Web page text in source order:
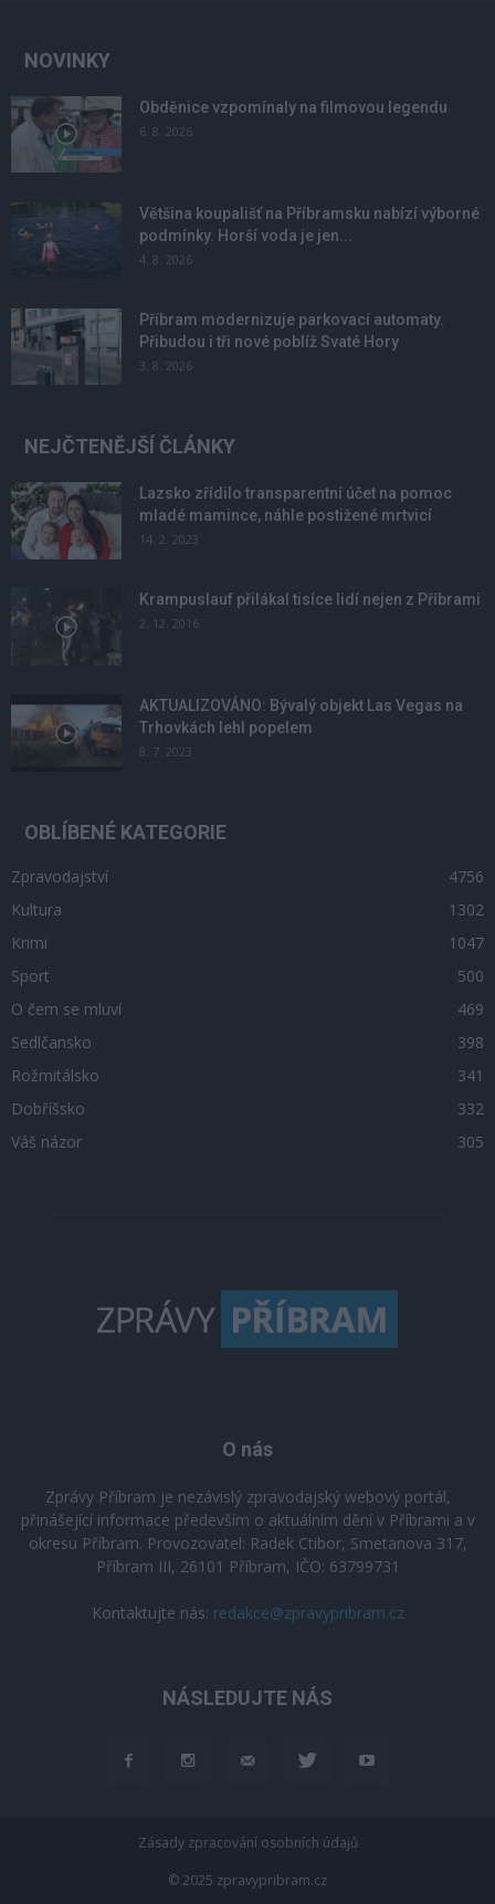
NOVINKY
Obděnice vzpomínaly na filmovou legendu
6. 8. 2026
Většina koupališť na Příbramsku nabízí výborné
podmínky. Horší voda je jen...
4. 8. 2026
Příbram modernizuje parkovací automaty.
Přibudou i tři nové poblíž Svaté Hory
3. 8. 2026
NEJČTENĚJŠÍ ČLÁNKY
Lazsko zřídilo transparentní účet na pomoc
mladé mamince, náhle postižené mrtvicí
14. 2. 2023
Krampuslauf přilákal tisíce lidí nejen z Příbrami
2. 12. 2016
AKTUALIZOVÁNO: Bývalý objekt Las Vegas na
Trhovkách lehl popelem
8. 7. 2023
OBLÍBENÉ KATEGORIE
Zpravodajství
4756
Kultura
1302
Krimi
1047
Sport
500
O čem se mluví
469
Sedlčansko
398
Rožmitálsko
341
Dobříšsko
332
Váš názor
305
O nás
Zprávy Příbram je nezávislý zpravodajský webový portál,
přinášející informace především o aktuálním dění v Příbrami a v
okresu Příbram. Provozovatel: Radek Ctibor, Smetanova 317,
Příbram III, 26101 Příbram, IČO: 63799731
Kontaktujte nás: redakce@zpravypribram.cz
NÁSLEDUJTE NÁS
Zásady zpracování osobních údajů
© 2025 zpravypribram.cz